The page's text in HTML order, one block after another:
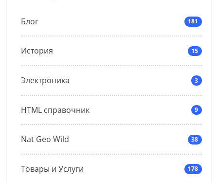
Блог 181
История 15
Электроника 3
HTML справочник 9
Nat Geo Wild 38
Товары и Услуги 178